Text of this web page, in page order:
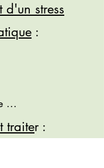
d'un stress
:
...
traiter :